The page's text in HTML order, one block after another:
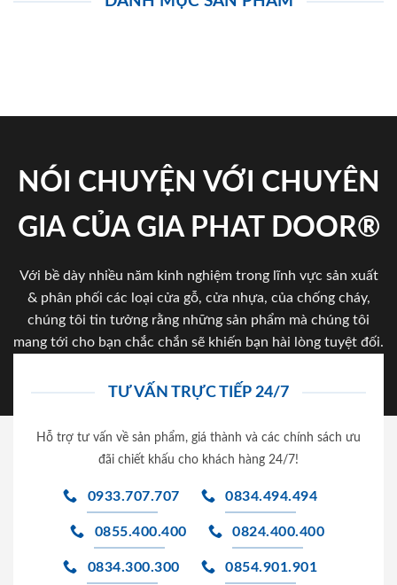
NÓI CHUYỆN VỚI CHUYÊN
GIA CỦA GIA PHAT DOOR®
Với bề dày nhiều năm kinh nghiệm trong lĩnh vực sản xuất
& phân phối các loại cửa gỗ, cửa nhựa, của chống cháy,
chúng tôi tin tưởng rằng những sản phẩm mà chúng tôi
mang tới cho bạn chắc chắn sẽ khiến bạn hài lòng tuyệt đối.
TƯ VẤN TRỰC TIẾP 24/7
Hỗ trợ tư vấn về sản phẩm, giá thành và các chính sách ưu
đãi chiết khấu cho khách hàng 24/7!
0933.707.707 0834.494.494
0855.400.400 0824.400.400
0834.300.300 0854.901.901